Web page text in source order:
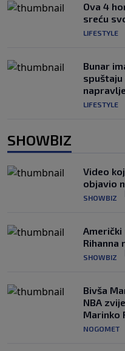
Ova 4
sreću
LIFESTYLE
Bunar
LIFESTYLE
SHOWBIZ
Video
objavio
SHOWBIZ
Američki
Rihanna
SHOWBIZ
Bivša
NBA
Marinko
NOGOMET